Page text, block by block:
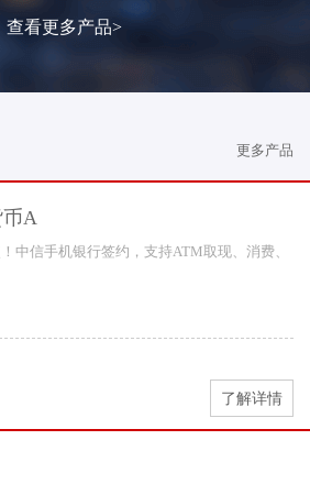
查看更多产品>
更多产品
币A
中信手机银行签约，支持ATM取现、消费、
了解详情